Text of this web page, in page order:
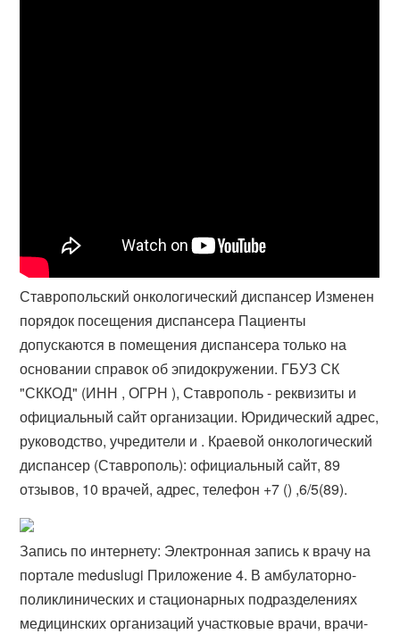
Ставропольский онкологический диспансер Изменен
порядок посещения диспансера Пациенты
допускаются в помещения диспансера только на
основании справок об эпидокружении. ГБУЗ СК
"СККОД" (ИНН , ОГРН ), Ставрополь - реквизиты и
официальный сайт организации. Юридический адрес,
руководство, учредители и . Краевой онкологический
диспансер (Ставрополь): официальный сайт, 89
отзывов, 10 врачей, адрес, телефон +7 () ,6/5(89).
Запись по интернету: Электронная запись к врачу на
портале meduslugi Приложение 4. В амбулаторно-
поликлинических и стационарных подразделениях
медицинских организаций участковые врачи, врачи-